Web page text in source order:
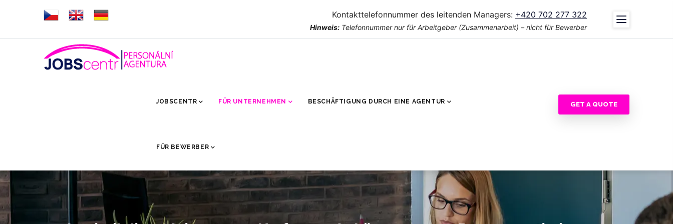
Kontakttelefonnummer des leitenden Managers: +420 702 277 322
Hinweis: Telefonnummer nur für Arbeitgeber (Zusammenarbeit) – nicht für Bewerber
JOBSCENTR FÜR UNTERNEHMEN BESCHÄFTIGUNG DURCH EINE AGENTUR
FÜR BEWERBER
GET A QUOTE